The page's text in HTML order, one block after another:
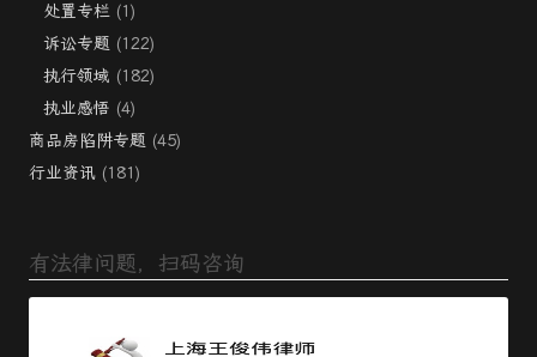
处置专栏 (1)
诉讼专题 (122)
执行领域 (182)
执业感悟 (4)
商品房陷阱专题 (45)
行业资讯 (181)
有法律问题，扫码咨询